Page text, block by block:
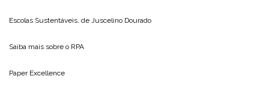
Escolas Sustentáveis, de Juscelino Dourado
Saiba mais sobre o RPA
Paper Excellence